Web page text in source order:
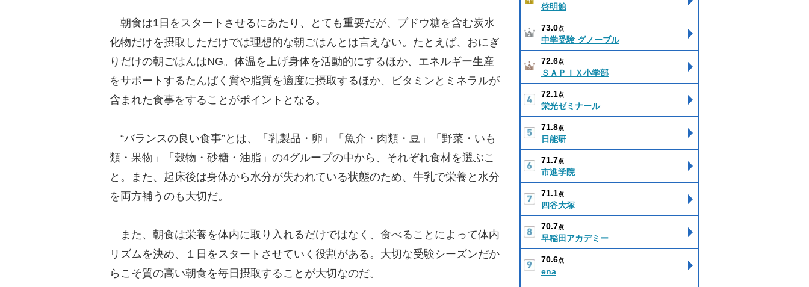
朝食は1日をスタートさせるにあたり、とても重要だが、ブドウ糖を含む炭水
化物だけを摂取しただけでは理想的な朝ごはんとは言えない。たとえば、おにぎ
りだけの朝ごはんはNG。体温を上げ身体を活動的にするほか、エネルギー生産
をサポートするたんぱく質や脂質を適度に摂取するほか、ビタミンとミネラルが
含まれた食事をすることがポイントとなる。
“バランスの良い食事”とは、「乳製品・卵」「魚介・肉類・豆」「野菜・いも
類・果物」「穀物・砂糖・油脂」の4グループの中から、それぞれ食材を選ぶこ
と。また、起床後は身体から水分が失われている状態のため、牛乳で栄養と水分
を両方補うのも大切だ。
また、朝食は栄養を体内に取り入れるだけではなく、食べることによって体内
リズムを決め、１日をスタートさせていく役割がある。大切な受験シーズンだか
らこそ質の高い朝食を毎日摂取することが大切なのだ。
啓明館
73.0点
中学受験 グノーブル
72.6点
ＳＡＰＩＸ小学部
72.1点
栄光ゼミナール
71.8点
日能研
71.7点
市進学院
71.1点
四谷大塚
70.7点
早稲田アカデミー
70.6点
ena